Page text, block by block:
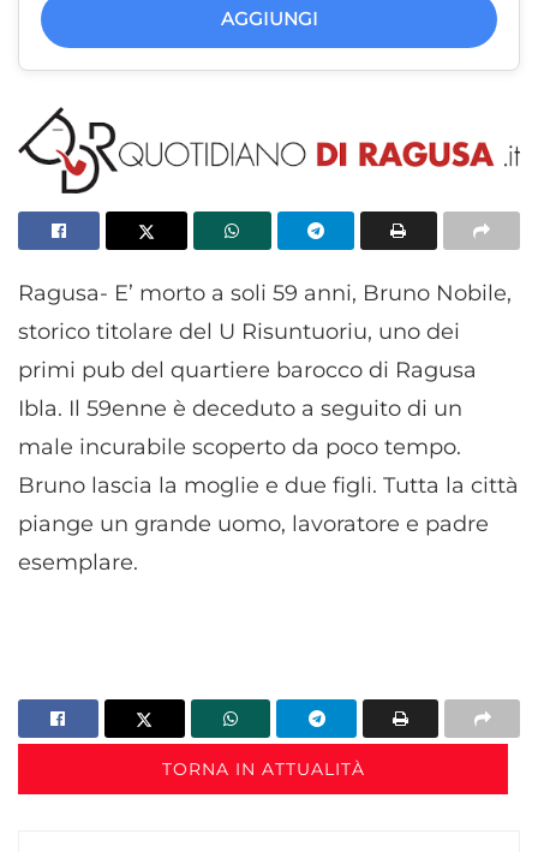
AGGIUNGI
Ragusa- E’ morto a soli 59 anni, Bruno Nobile,
storico titolare del U Risuntuoriu, uno dei
primi pub del quartiere barocco di Ragusa
Ibla. Il 59enne è deceduto a seguito di un
male incurabile scoperto da poco tempo.
Bruno lascia la moglie e due figli. Tutta la città
piange un grande uomo, lavoratore e padre
esemplare.
TORNA IN ATTUALITÀ